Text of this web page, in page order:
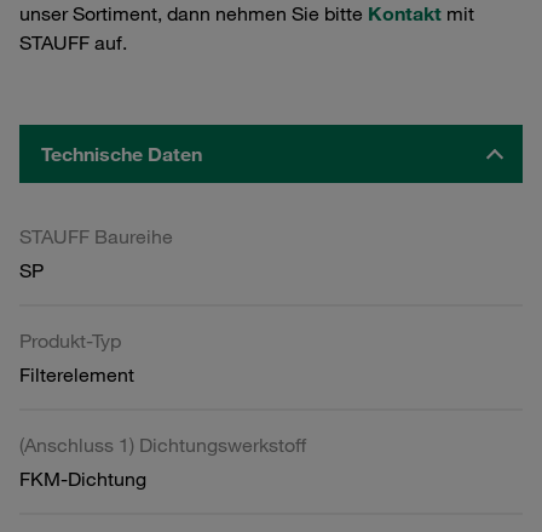
unser Sortiment, dann nehmen Sie bitte Kontakt mit
STAUFF auf.
Technische Daten
STAUFF Baureihe
SP
Produkt-Typ
Filterelement
(Anschluss 1) Dichtungswerkstoff
FKM-Dichtung